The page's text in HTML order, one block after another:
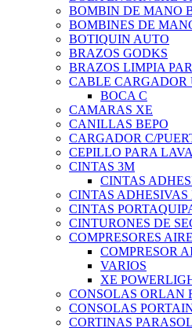
BOMBIN DE MANO
BOMBINES DE
BOTIQUIN AUTO
BRAZOS GODKS
BRAZOS LIMPIA
CABLE CARGADOR
BOCA C
CAMARAS XE
CANILLAS BEPO
CARGADOR C/
CEPILLO PARA
CINTAS 3M
CINTAS
CINTAS
CINTAS
CINTURONES DE
COMPRESORES AIRE
COMPRESOR
VARIOS
XE
CONSOLAS ORLAN
CONSOLAS
CORTINAS PARASOL